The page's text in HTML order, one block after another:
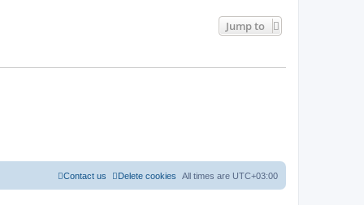
Jump to
All times are UTC+03:00
Delete cookies
Contact us